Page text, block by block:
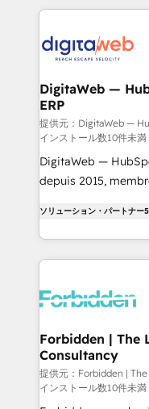
Our Expertise 🔹 Onboarding & Implementation:
tailored to your GTM motion. 🔹
downtime. 🔹 RevOps Strategy: Align teams,
processes, and data
Integrations:
for better adoption. 🔹 Custom Solutions: Build
tailored apps,
SOC 2 Type II and
OneMetric that
DigitaWeb —
ERP
提供元：DigitaWeb —
インストール数10件未満
DigitaWeb —
depuis 2015, membre
Ventes et Service
Architecture :
prévisible, croissance
Dynamics..), VOIP
Extensions (React),
Objects, thèmes
Secteurs : Industrie,
B2B, Immobilier, Viticulture,
ソリューション・パートナー
Forbidden | The
Consultancy
提供元：Forbidden |
インストール数10件未満